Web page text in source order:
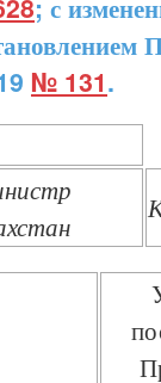
; с
№ 131.